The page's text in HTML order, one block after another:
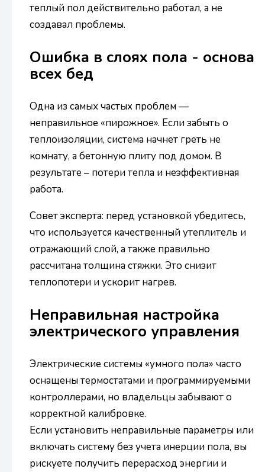
теплый пол действительно работал, а не
создавал проблемы.
Ошибка в слоях пола - основа
всех бед
Одна из самых частых проблем —
неправильное «пирожное». Если забыть о
теплоизоляции, система начнет греть не
комнату, а бетонную плиту под домом. В
результате – потери тепла и неэффективная
работа.
Совет эксперта: перед установкой убедитесь,
что используется качественный утеплитель и
отражающий слой, а также правильно
рассчитана толщина стяжки. Это снизит
теплопотери и ускорит нагрев.
Неправильная настройка
электрического управления
Электрические системы «умного пола» часто
оснащены термостатами и программируемыми
контроллерами, но владельцы забывают о
корректной калибровке.
Если установить неправильные параметры или
включать систему без учета инерции пола, вы
рискуете получить перерасход энергии и